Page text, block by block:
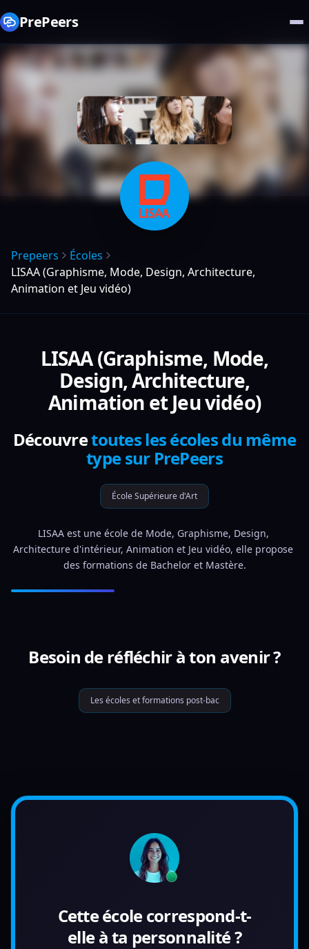
PrePeers
Prepeers
Écoles
LISAA (Graphisme, Mode, Design, Architecture,
Animation et Jeu vidéo)
LISAA (Graphisme, Mode,
Design, Architecture,
Animation et Jeu vidéo)
Découvretoutes les écoles du même
type sur PrePeers
École Supérieure d'Art
LISAA est une école de Mode, Graphisme, Design,
Architecture d'intérieur, Animation et Jeu vidéo, elle propose
des formations de Bachelor et Mastère.
Besoin de réfléchir à ton avenir ?
Les écoles et formations post-bac
Cette école correspond-t-
elle à ta personnalité ?